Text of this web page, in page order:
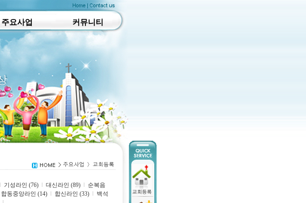
주요사업 커뮤니티
기성라인 (76) 대신라인 (89)
순복음
합동중앙라인 (14) 합신라인 (33)
백석